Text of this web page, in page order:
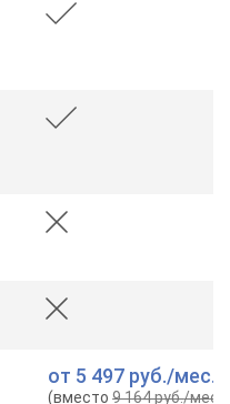
от 5 497 руб./мес.
(вместо9 164 руб./мес.